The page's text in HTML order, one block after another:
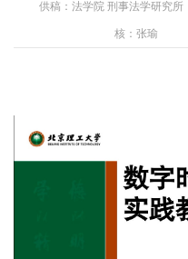
供稿：法学院 刑事法学研究所
核：张瑜